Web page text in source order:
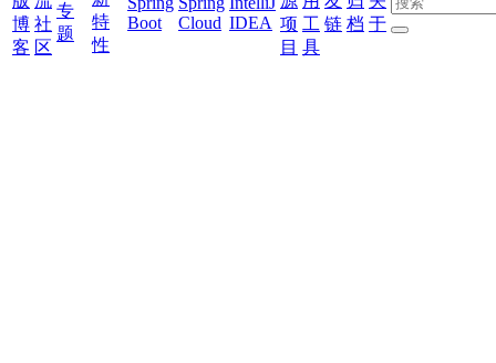
博
客
社
区
专
题
特
性
Boot
Cloud IDEA 项
目
工
具
链 档 于